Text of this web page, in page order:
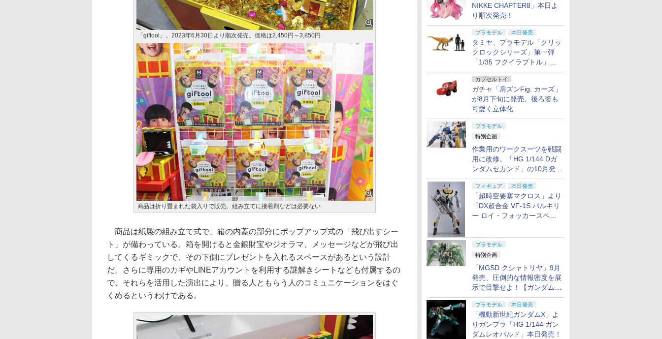
NIKKE CHAPTER8」本日よ
り順次発売！
プラモデル 本日発売
タミヤ、プラモデル「クリッ
クロックシリーズ」第一弾
「1/35 フクイラプトル」本
日発売！
カプセルトイ
ガチャ「肩ズンFig. カーズ」
が8月下旬に発売。後ろ姿も
可愛く立体化
プラモデル
特別企画
作業用のワークスーツを戦闘
用に改修。「HG 1/144 Dガ
ンダムセカンド」の10月発送
分が予約受付中【ガンダムベ
ース撮り下ろし】
フィギュア 本日発売
「超時空要塞マクロス」より
「DX超合金 VF-1S バルキリ
ー ロイ・フォッカースペシ
プラモデル
特別企画
「MGSD クシャトリヤ」9月
発売、圧倒的な情報密度を展
示で目撃せよ！【ガンダムベ
ース撮り下ろし】
プラモデル 本日発売
「機動新世紀ガンダムX」よ
りガンプラ「HG 1/144 ガン
ダムレオパルド」本日発売！
「giftool」。2023年6月30日より順次発売。価格は2,450円～3,850円
商品は折り畳まれた袋入りで販売。組み立てに接着剤などは必要ない
商品は紙製の組み立て式で、箱の内蓋の部分にポップアップ式の「飛び出すシー
ト」が備わっている。箱を開けると金銀財宝やジオラマ、メッセージなどが飛び出
してくるギミックで、その下側にプレゼントを入れるスペースがあるという設計
だ。さらに専用のカギやLINEアカウントを利用する謎解きシートなども付属するの
で、それらを活用した演出により、贈る人ともらう人のコミュニケーションをはぐ
くめるというわけである。